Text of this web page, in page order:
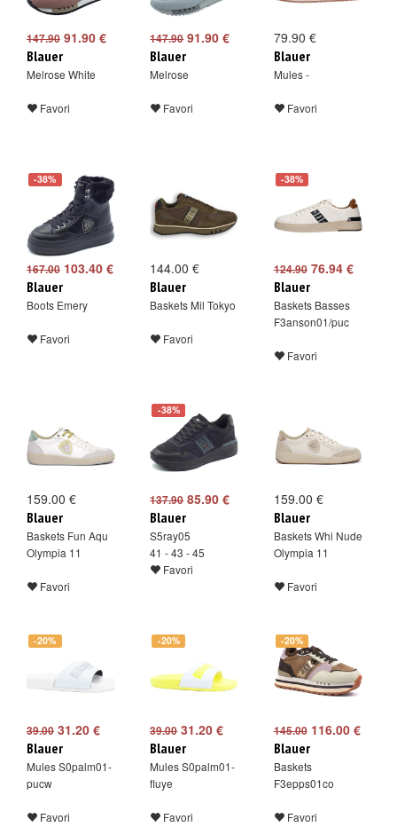
147.90 91.90 €
Blauer
Melrose White
Favori
147.9091.90 €
Blauer
Melrose
Favori
79.90 €
Blauer
Mules -
Favori
-38%
167.00 103.40 €
Blauer
Boots Emery
Favori
144.00 €
Blauer
Baskets Mil Tokyo
Favori
-38%
124.9076.94 €
Blauer
Baskets Basses
F3anson01/puc
Favori
159.00 €
Blauer
Baskets Fun Aqu
Olympia 11
Favori
-38%
137.9085.90 €
Blauer
S5ray05
41 - 43 - 45
Favori
159.00 €
Blauer
Baskets Whi Nude
Olympia 11
Favori
-20%
39.00 31.20 €
Blauer
Mules S0palm01-
pucw
Favori
-20%
39.0031.20 €
Blauer
Mules S0palm01-
fluye
Favori
-20%
145.00116.00 €
Blauer
Baskets
F3epps01co
Favori